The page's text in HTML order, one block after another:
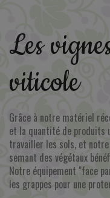
Les
viticole
Grâce à notre matériel
et la quantité de produits
travailler les sols, et
semant des végétaux
Notre équipement "face
les grappes pour une